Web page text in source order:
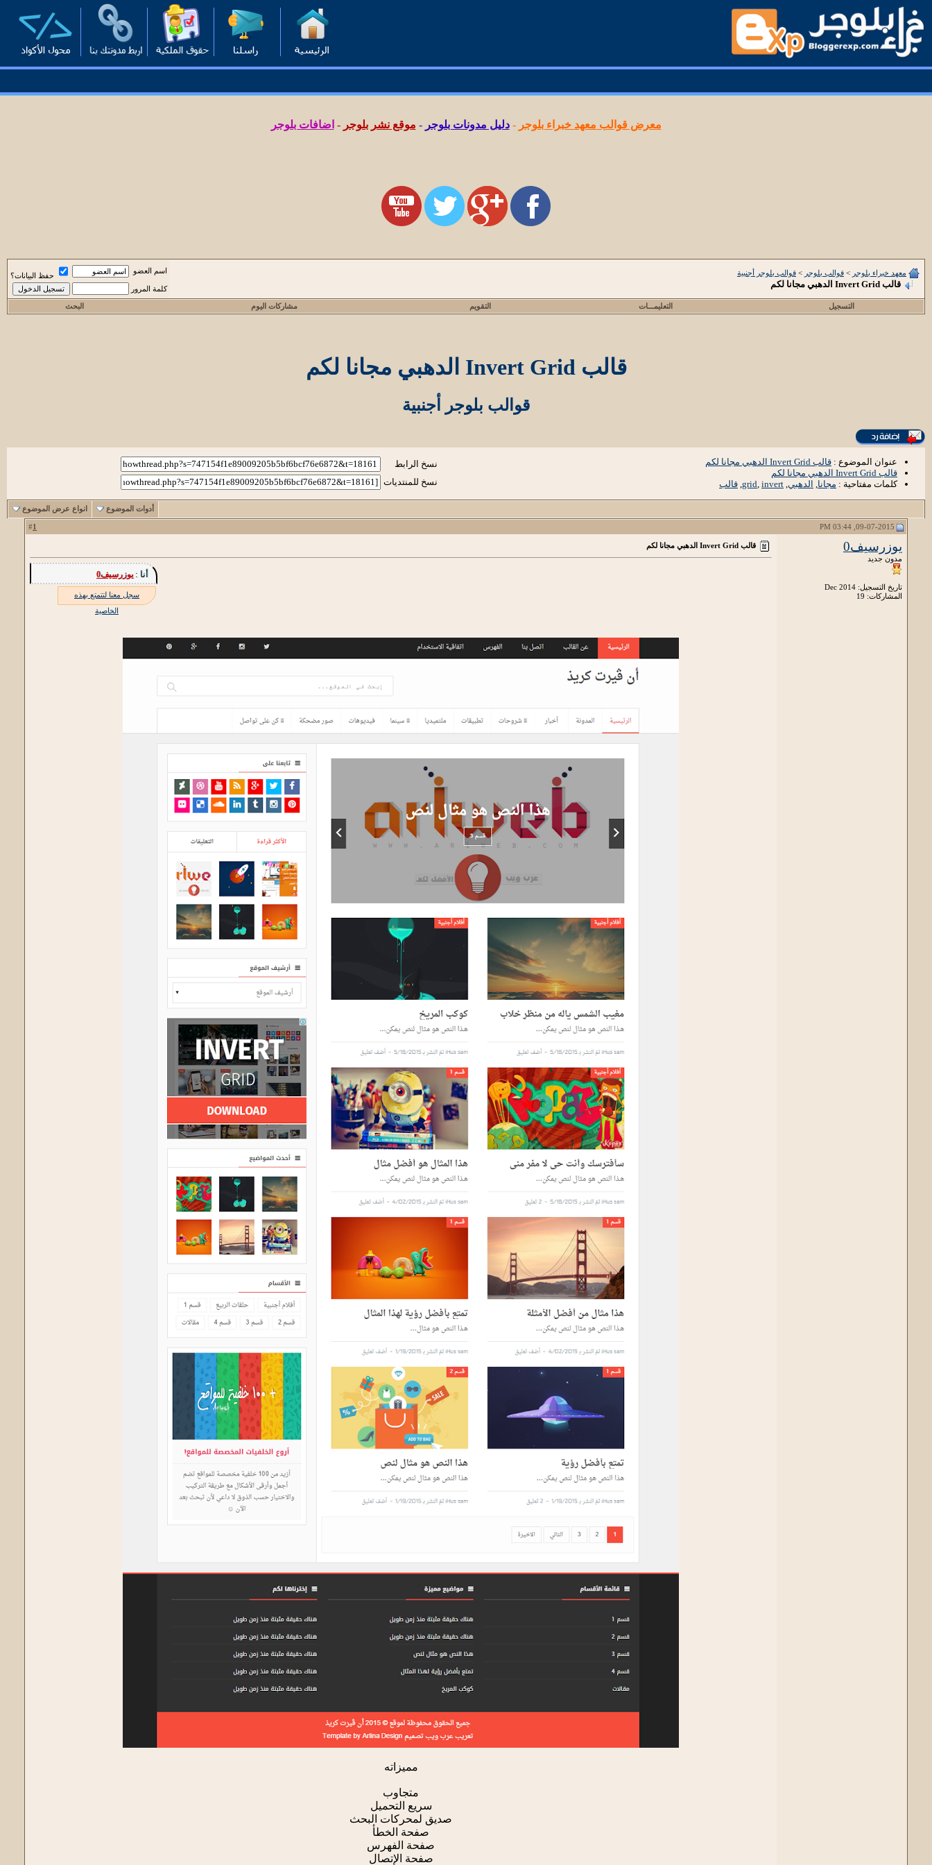
معرض قوالب معهد خبراء بلوجر -دليل مدونات بلوجر - موقع نشر بلوجر - اضافات بلوجر
معهد خبراء بلوجر > قوالب بلوجر > قوالب بلوجر أجنبية
قالب Invert Grid الدهبي مجانا لكم
اسم العضو
حفظ البيانات؟
كلمة المرور
التسجيل التعليمـــات التقويم مشاركات اليوم البحث
قالب Invert Grid الدهبي مجانا لكم
قوالب بلوجر أجنبية
عنوان الموضوع : قالب Invert Grid الدهبي مجانا لكم
قالب Invert Grid الدهبي مجانا لكم
كلمات مفتاحية : مجانا, الدهبي,
grid, invert
, قالب
نسخ الرابط
نسخ للمنتديات
أدوات الموضوع انواع عرض الموضوع
1
يوزرسيف0
مدون جديد
تاريخ التسجيل: Dec 2014
المشاركات: 19
قالب Invert Grid الدهبي مجانا لكم
أنا :يوزرسيف0
سجل معنا لتتمتع بهذه
الخاصية
مميزاته
متجاوب
سريع التحميل
صديق لمحركات البحث
صفحة الخطأ
صفحة الفهرس
صفحة الإتصال